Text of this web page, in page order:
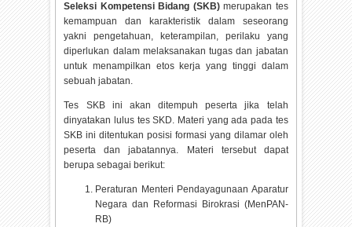
Seleksi Kompetensi Bidang (SKB)merupakan tes
kemampuan dan karakteristik dalam seseorang
yakni pengetahuan, keterampilan, perilaku yang
diperlukan dalam melaksanakan tugas dan jabatan
untuk menampilkan etos kerja yang tinggi dalam
sebuah jabatan.
Tes SKB ini akan ditempuh peserta jika telah
dinyatakan lulus tes SKD. Materi yang ada pada tes
SKB ini ditentukan posisi formasi yang dilamar oleh
peserta dan jabatannya. Materi tersebut dapat
berupa sebagai berikut:
Peraturan Menteri Pendayagunaan Aparatur
Negara dan Reformasi Birokrasi (MenPAN-
RB)